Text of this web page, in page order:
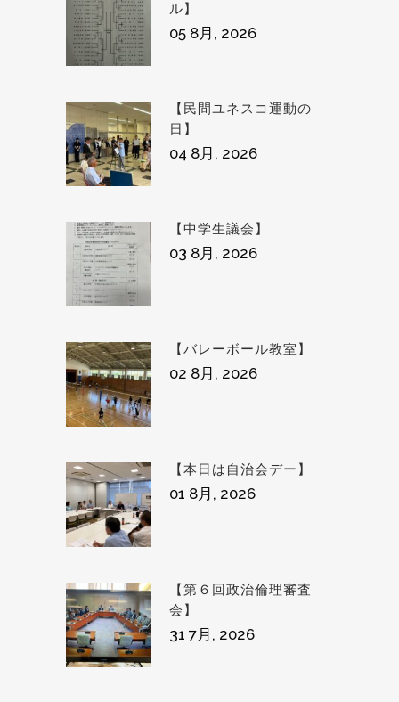
ル】
05 8月, 2026
【民間ユネスコ運動の
日】
04 8月, 2026
【中学生議会】
03 8月, 2026
【バレーボール教室】
02 8月, 2026
【本日は自治会デー】
01 8月, 2026
【第６回政治倫理審査
会】
31 7月, 2026